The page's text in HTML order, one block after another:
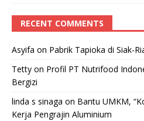
RECENT COMMENTS
Asyifa on Pabrik Tapioka di Siak-
Tetty on Profil PT Nutrifood
Bergizi
linda s sinaga on Bantu UMKM,
Kerja Pengrajin Aluminium